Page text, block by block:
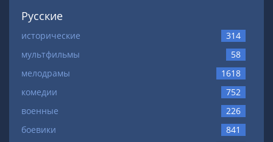
Русские
исторические
314
мультфильмы
58
мелодрамы
1618
комедии
752
военные
226
боевики
841